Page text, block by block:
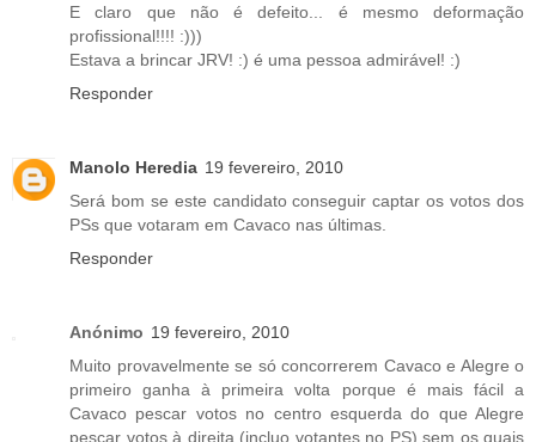
E claro que não é defeito... é mesmo deformação
profissional!!!! :)))
Estava a brincar JRV! :) é uma pessoa admirável! :)
Responder
Manolo Heredia 19 fevereiro, 2010
Será bom se este candidato conseguir captar os votos dos
PSs que votaram em Cavaco nas últimas.
Responder
Anónimo 19 fevereiro, 2010
Muito provavelmente se só concorrerem Cavaco e Alegre o
primeiro ganha à primeira volta porque é mais fácil a
Cavaco pescar votos no centro esquerda do que Alegre
pescar votos à direita (incluo votantes no PS) sem os quais